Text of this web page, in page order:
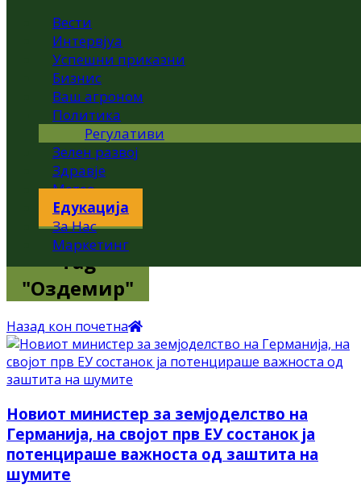
Вести
Интервјуа
Успешни приказни
Бизнис
Ваш агроном
Политика
Регулативи
Зелен развој
Здравје
Метео
Едукација
За Нас
Маркетинг
Tag
"Оздемир"
Назад кон почетна
Новиот министер за земјоделство на
Германија, на својот прв ЕУ состанок ја
потенцираше важноста од заштита на
шумите